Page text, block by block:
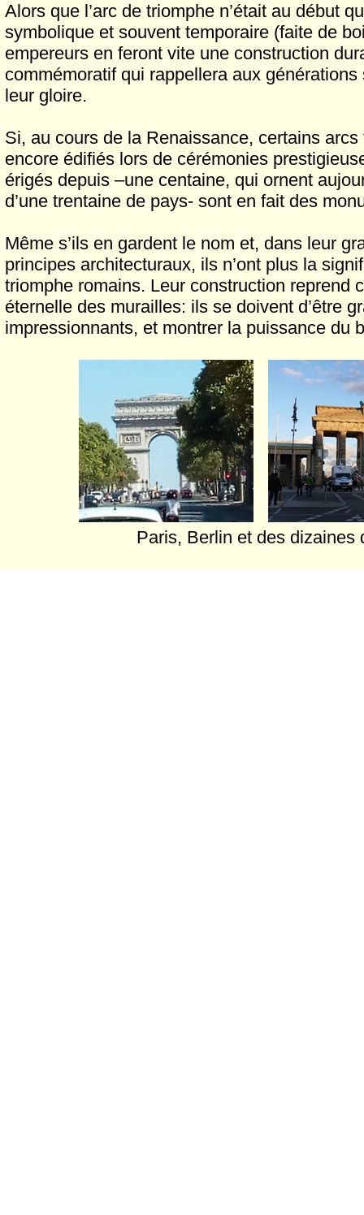
Alors que l’arc de triomphe n’était au début
symbolique et souvent temporaire (faite de
empereurs en feront vite une construction
commémoratif qui rappellera aux générations
leur gloire.
Si, au cours de la Renaissance, certains
encore édifiés lors de cérémonies
érigés depuis –une centaine, qui ornent
d’une trentaine de pays- sont en fait des
Même s’ils en gardent le nom et, dans leur
principes architecturaux, ils n’ont plus la
triomphe romains. Leur construction reprend
éternelle des murailles: ils se doivent d’être
impressionnants, et montrer la puissance du
Paris, Berlin et des dizaines